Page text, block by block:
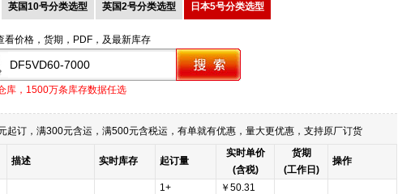
英国10号分类选型 英国2号分类选型 日本5号分类选型
看价格，货期，PDF，及最新库存
库，1500万条库存数据任选
订，满300元含运，满500元含税运，有单就有优惠，量大更优惠，支持原厂订货
描述 实时库存 起订量
实时单价
(含税)
货期
(工作日)
操作
1+
￥50.31